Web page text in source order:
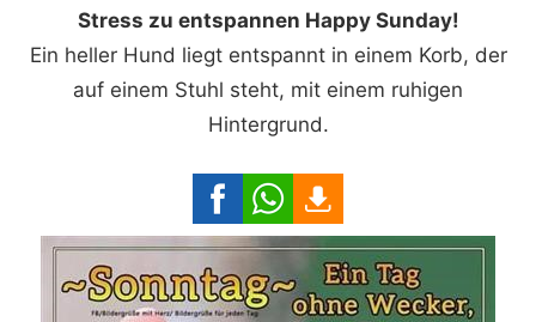
Stress zu entspannen Happy Sunday!
Ein heller Hund liegt entspannt in einem Korb, der
auf einem Stuhl steht, mit einem ruhigen
Hintergrund.